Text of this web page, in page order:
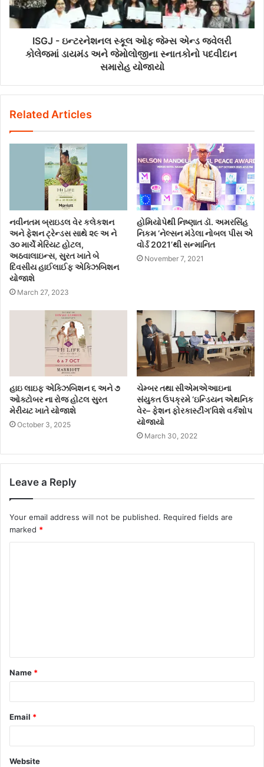
ISGJ - ઇન્ટરનેશનલ સ્કૂલ ઓફ જેમ્સ એન્ડ જ્વેલરી
કોલેજમાં ડાયમંડ અને જેમોલોજીના સ્નાતકોનો પદવીદાન
સમારોહ યોજાયો
Related Articles
નવીનતમ બ્રાઇડલ વેર કલેકશન
અને ફેશન ટ્રેન્ડસ સાથે ૨૯ અ ને
૩૦ માર્ચે મેરિયટ હોટલ,
અઠવાલાઇન્સ, સુરત ખાતે બે
દિવસીય હાઈલાઈફ એક્ઝિબિશન
યોજાશે
March 27, 2023
હોમિયોપેથી નિષ્ણાત ડૉ. અમરસિંહ
નિકમ ‘નેલ્સન મંડેલા નોબલ પીસ એ
વોર્ડ 2021’થી સન્માનિત
November 7, 2021
હાઇ લાઇફ એક્ઝિબિશન ૬ અને ૭
ઓક્ટોબર ના રોજ હોટલ સુરત
મેરીયટ ખાતે યોજાશે
October 3, 2025
ચેમ્બર તથા સીએમએઆઇના
સંયુકત ઉપક્રમે ‘ઇન્ડિયન એથનિક
વેર– ફેશન ફોરકાસ્ટીંગ’વિશે વર્કશોપ
યોજાયો
March 30, 2022
Leave a Reply
Your email address will not be published. Required fields are
marked *
Name *
Email *
Website